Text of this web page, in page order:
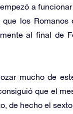
a funcionar
que los Romanos
al final de
mucho de
que el
de hecho el